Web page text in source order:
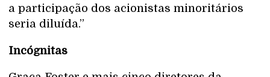
a participação dos acionistas minoritários
seria diluída.”
Incógnitas